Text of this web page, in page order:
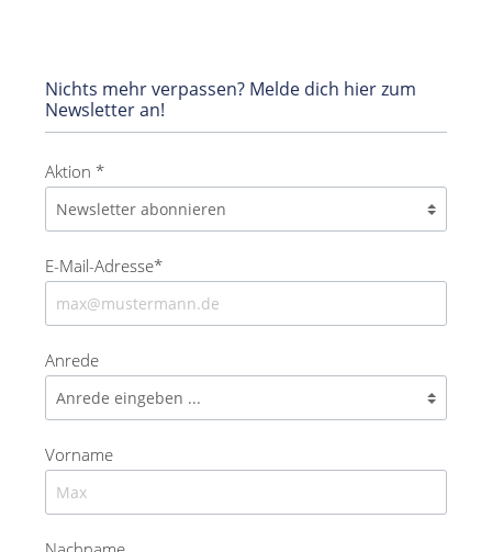
Nichts mehr verpassen? Melde dich hier zum
Newsletter an!
Aktion *
E-Mail-Adresse*
Anrede
Vorname